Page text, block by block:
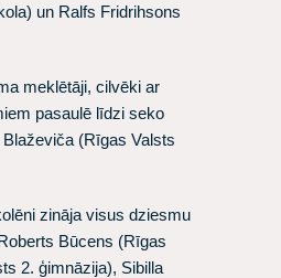
un Ralfs Fridrihsons
meklētāji, cilvēki ar
pasaulē līdzi seko
Blaževiča (Rīgas Valsts
zināja visus dziesmu
Būcens (Rīgas
2. ģimnāzija), Sibilla